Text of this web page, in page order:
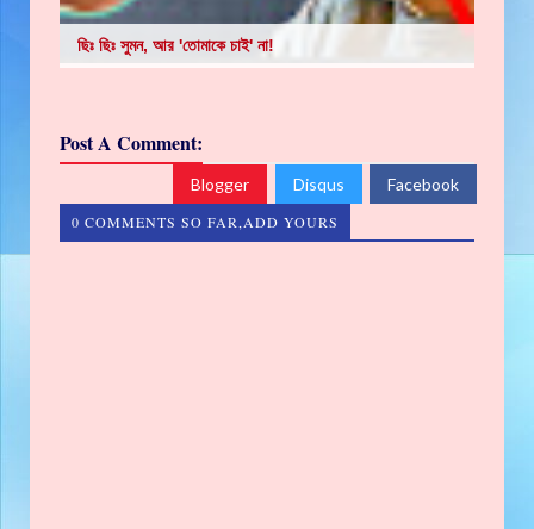
ছিঃ ছিঃ সুমন, আর 'তোমাকে চাই' না!
Post A Comment:
Blogger Disqus Facebook
0 COMMENTS SO FAR,ADD YOURS